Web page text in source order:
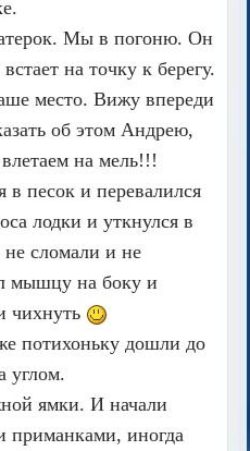
Мы в погоню. Он
на точку к берегу.
место. Вижу впереди
об этом Андрею,
на мель!!!
в песок и перевалился
лодки и уткнулся в
не сломали и не
мышцу на боку и
чихнуть
потихоньку дошли до
углом.
ямки. И начали
приманками, иногда